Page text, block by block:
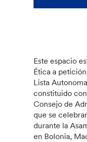
Este espacio
Ética a
Lista
constituido
Consejo de
que se
durante la
en Bolonia,